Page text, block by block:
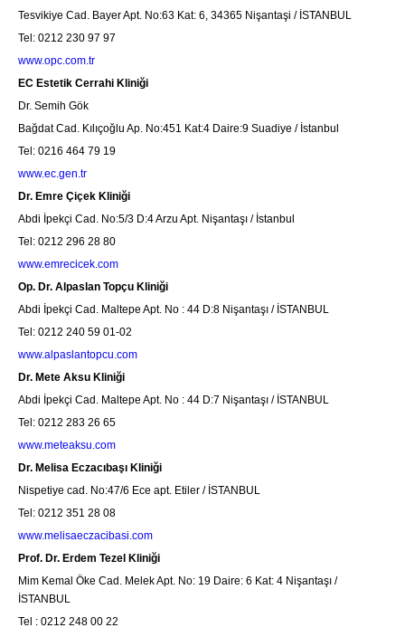
Tesvikiye Cad. Bayer Apt. No:63 Kat: 6, 34365 Nişantaşi / İSTANBUL
Tel: 0212 230 97 97
www.opc.com.tr
EC Estetik Cerrahi Kliniği
Dr. Semih Gök
Bağdat Cad. Kılıçoğlu Ap. No:451 Kat:4 Daire:9 Suadiye / İstanbul
Tel: 0216 464 79 19
www.ec.gen.tr
Dr. Emre Çiçek Kliniği
Abdi İpekçi Cad. No:5/3 D:4 Arzu Apt. Nişantaşı / İstanbul
Tel: 0212 296 28 80
www.emrecicek.com
Op. Dr. Alpaslan Topçu Kliniği
Abdi İpekçi Cad. Maltepe Apt. No : 44 D:8 Nişantaşı / İSTANBUL
Tel: 0212 240 59 01-02
www.alpaslantopcu.com
Dr. Mete Aksu Kliniği
Abdi İpekçi Cad. Maltepe Apt. No : 44 D:7 Nişantaşı / İSTANBUL
Tel: 0212 283 26 65
www.meteaksu.com
Dr. Melisa Eczacıbaşı Kliniği
Nispetiye cad. No:47/6 Ece apt. Etiler / İSTANBUL
Tel: 0212 351 28 08
www.melisaeczacibasi.com
Prof. Dr. Erdem Tezel Kliniği
Mim Kemal Öke Cad. Melek Apt. No: 19 Daire: 6 Kat: 4 Nişantaşı /
İSTANBUL
Tel : 0212 248 00 22